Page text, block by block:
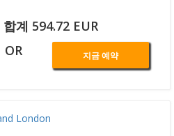
계 594.72 EUR
OR 지금 예약
London